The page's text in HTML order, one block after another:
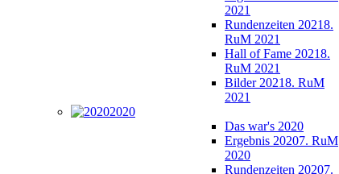
2021
Rundenzeiten 20218.
RuM 2021
Hall of Fame 20218.
RuM 2021
Bilder 20218. RuM
2021
2020
Das war's 2020
Ergebnis 20207. RuM
2020
Rundenzeiten 20207.